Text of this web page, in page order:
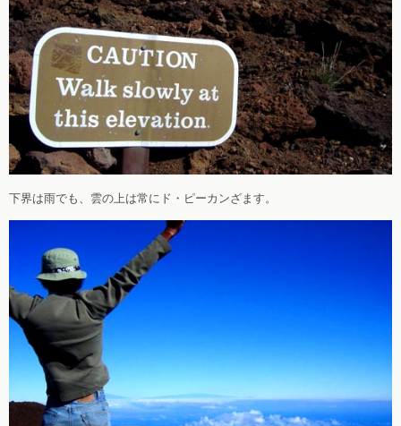
下界は雨でも、雲の上は常にド・ピーカンざます。